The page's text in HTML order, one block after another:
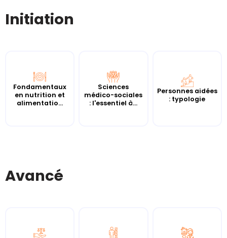
Initiation
Fondamentaux
en nutrition et
alimentatio...
Sciences
médico-sociales
: l'essentiel à...
Personnes aidées
: typologie
Avancé